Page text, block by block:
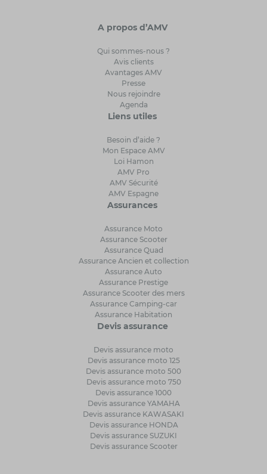
A propos d’AMV
Qui sommes-nous ?
Avis clients
Avantages AMV
Presse
Nous rejoindre
Agenda
Liens utiles
Besoin d’aide ?
Mon Espace AMV
Loi Hamon
AMV Pro
AMV Sécurité
AMV Espagne
Assurances
Assurance Moto
Assurance Scooter
Assurance Quad
Assurance Ancien et collection
Assurance Auto
Assurance Prestige
Assurance Scooter des mers
Assurance Camping-car
Assurance Habitation
Devis assurance
Devis assurance moto
Devis assurance moto 125
Devis assurance moto 500
Devis assurance moto 750
Devis assurance 1000
Devis assurance YAMAHA
Devis assurance KAWASAKI
Devis assurance HONDA
Devis assurance SUZUKI
Devis assurance Scooter